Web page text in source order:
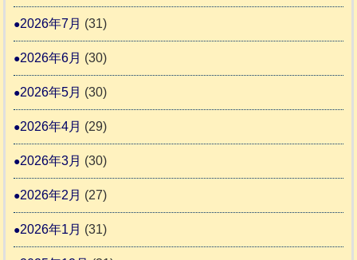
さ
記
4
ト
預
支
ま
2026年7月 (31)
2026年6月 (30)
2026年5月 (30)
2026年4月 (29)
2026年3月 (30)
2026年2月 (27)
2026年1月 (31)